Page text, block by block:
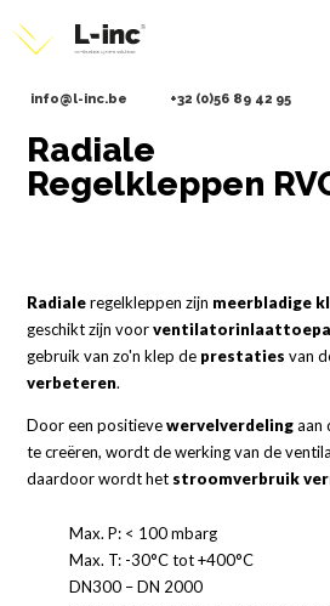
Overslaan
naar
info@l-inc.be +32 (0)56 89 42 95
Radiale
Regelkleppen
Radialeregelkleppen zijn meerbladige
geschikt zijn voor
gebruik van zo'n klep de prestatiesvan
verbeteren.
Door een positievewervelverdelingaan
te creëren, wordt de werking van de
daardoor wordt het stroomverbruik
Max. P: < 100 mbarg
Max. T: -30°C tot +400°C
DN300 – DN 2000